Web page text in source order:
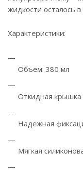
жидкости осталось в
Характеристики:
Объем: 380 мл
Откидная крышка
Надежная
Мягкая